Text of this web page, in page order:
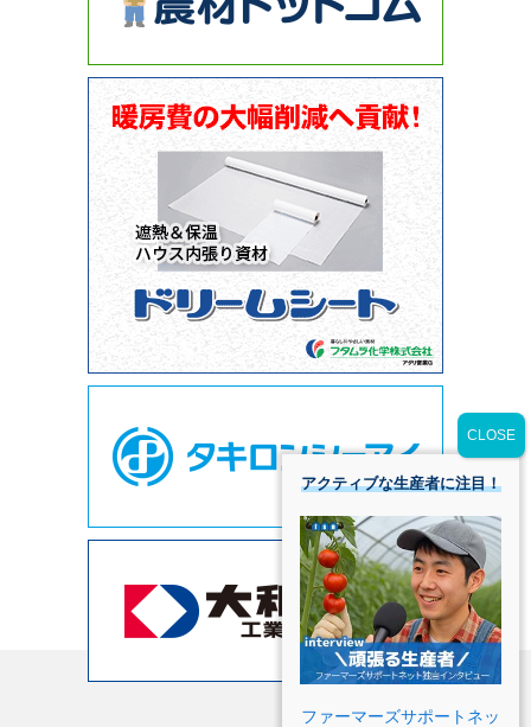
アクティブな生産者に注目！
ファーマーズサポートネッ